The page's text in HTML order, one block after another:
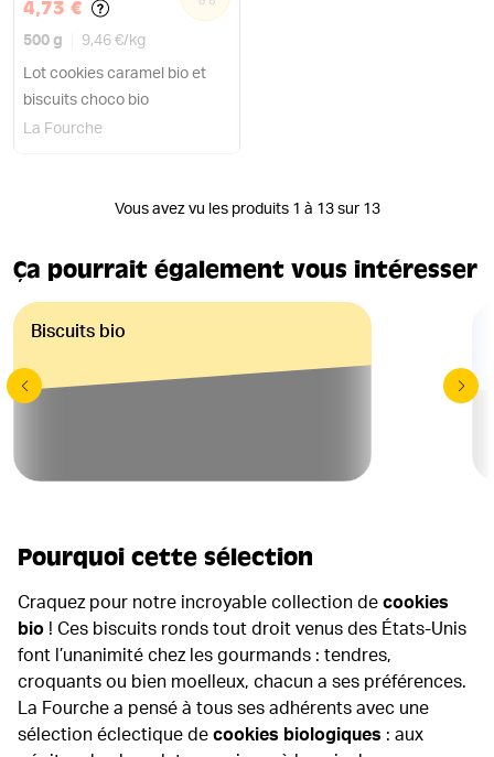
4,73 €
500 g 9,46 €/ kg
Lot cookies caramel bio et
biscuits choco bio
La Fourche
Vous avez vu les produits 1 à 13 sur 13
Ça pourrait également vous intéresser
Biscuits bio
Pourquoi cette sélection
Craquez pour notre incroyable collection de cookies
bio ! Ces biscuits ronds tout droit venus des États-Unis
font l’unanimité chez les gourmands : tendres,
croquants ou bien moelleux, chacun a ses préférences.
La Fourche a pensé à tous ses adhérents avec une
sélection éclectique de cookies biologiques : aux